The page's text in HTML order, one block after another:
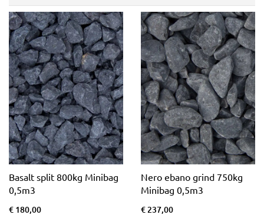
Basalt split 800kg Minibag
0,5m3
€ 180,00
Nero ebano grind 750kg
Minibag 0,5m3
€ 237,00